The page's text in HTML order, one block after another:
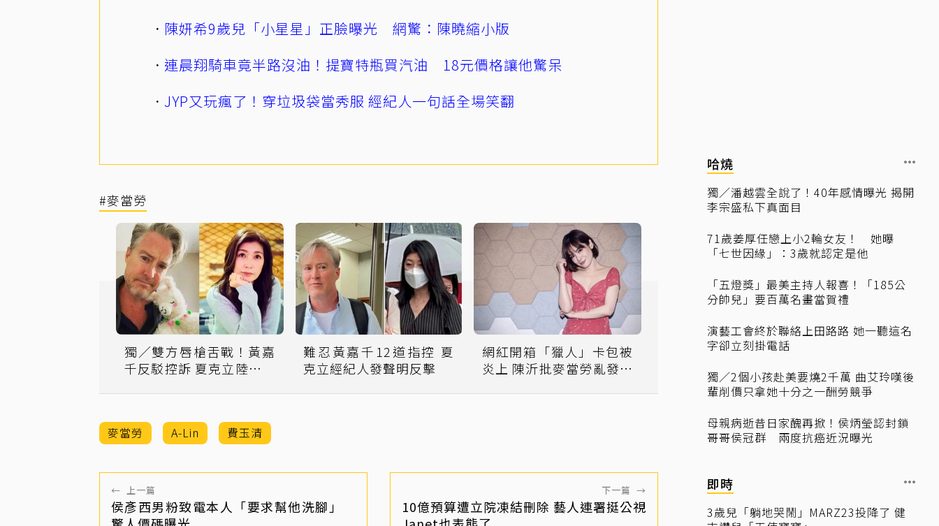
陳妍希9歲兒「小星星」正臉曝光 網驚：陳曉縮小版
連晨翔騎車竟半路沒油！提寶特瓶買汽油 18元價格讓他驚呆
JYP又玩瘋了！穿垃圾袋當秀服 經紀人一句話全場笑翻
#麥當勞
獨／雙方唇槍舌戰！黃嘉
千反駁控訴 夏克立陸綜天
難忍黃嘉千12道指控 夏
克立經紀人發聲明反擊
網紅開箱「獵人」卡包被
炎上 陳沂批麥當勞亂發公
麥當勞 A-Lin 費玉清
← 上一篇
侯彥西男粉致電本人「要求幫他洗腳」
下一篇 →
10億預算遭立院凍結刪除 藝人連署挺公視
哈燒
獨／潘越雲全說了！40年感情曝光 揭開
李宗盛私下真面目
71歲姜厚任戀上小2輪女友！ 她曝
「七世因緣」：3歲就認定是他
「五燈獎」最美主持人報喜！「185公
分帥兒」要百萬名畫當賀禮
演藝工會終於聯絡上田路路 她一聽這名
字卻立刻掛電話
獨／2個小孩赴美要燒2千萬 曲艾玲嘆後
輩削價只拿她十分之一酬勞競爭
母親病逝昔日家醜再掀！侯炳瑩認封鎖
哥哥侯冠群 兩度抗癌近況曝光
即時
3歲兒「躺地哭鬧」MARZ23投降了 健